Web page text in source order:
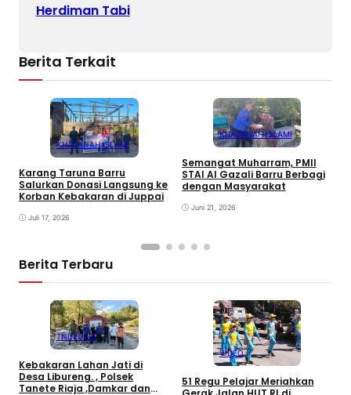
Herdiman Tabi
Berita Terkait
KHAZANAH ISLAMI
Karang Taruna Barru
Salurkan Donasi Langsung ke
Korban Kebakaran di Juppai
Juli 17, 2026
KHAZANAH ISLAMI
Semangat Muharram, PMII
STAI Al Gazali Barru Berbagi
dengan Masyarakat
Juni 21, 2026
Berita Terbaru
TNI/POLRI
Kebakaran Lahan Jati di
Desa Libureng. , Polsek
Tanete Riaja ,Damkar dan
VIDEO
51 Regu Pelajar Meriahkan